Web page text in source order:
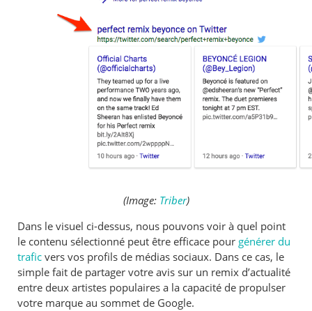
(Image: Triber)
Dans le visuel ci-dessus, nous pouvons voir à quel point
le contenu sélectionné peut être efficace pour générer du
trafic vers vos profils de médias sociaux. Dans ce cas, le
simple fait de partager votre avis sur un remix d’actualité
entre deux artistes populaires a la capacité de propulser
votre marque au sommet de Google.